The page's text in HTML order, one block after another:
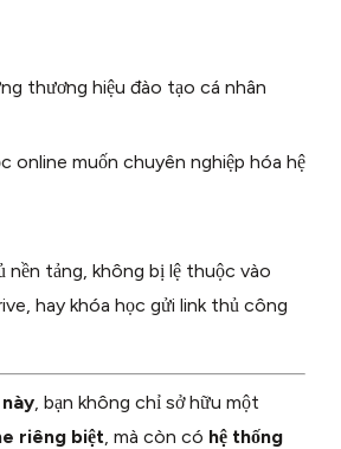
thương hiệu đào tạo cá nhân
online muốn chuyên nghiệp hóa hệ
nền tảng, không bị lệ thuộc vào
hay khóa học gửi link thủ công
, bạn không chỉ sở hữu một
riêng biệt , mà còn có hệ thống